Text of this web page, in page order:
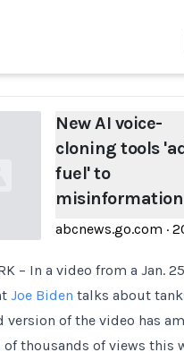
New AI voice-
cloning tools
fuel' to
abcnews.go.com ·
– In a video from a Jan.
Joe Biden talks about
version of the video has
of thousands of views this